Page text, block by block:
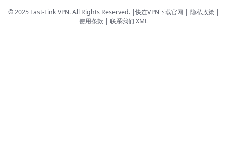
© 2025 Fast-Link VPN. All Rights Reserved. |快连VPN下载官网 | 隐私政策 |
使用条款 | 联系我们 XML